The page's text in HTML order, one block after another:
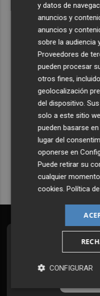
Miguel Barrachina
antes a los afectados
España emplaza a
reserva medidas si
Recibe
Plaza
y datos de
anuncios y
anuncios y
sobre la audiencia
Proveedores de
pueden procesar
otros fines,
geolocalización
del dispositivo.
solo a este sitio
pueden basarse
lugar del
oponerse en
Puede retirar su
cualquier
cookies .Política
CONFIGURAR